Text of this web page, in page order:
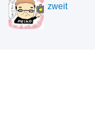
zweit